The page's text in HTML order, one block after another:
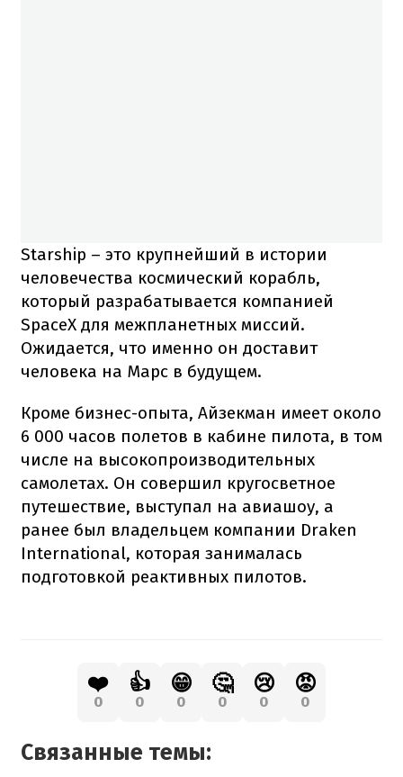
Starship – это крупнейший в истории
человечества космический корабль,
который разрабатывается компанией
SpaceX для межпланетных миссий.
Ожидается, что именно он доставит
человека на Марс в будущем.
Кроме бизнес-опыта, Айзекман имеет около
6 000 часов полетов в кабине пилота, в том
числе на высокопроизводительных
самолетах. Он совершил кругосветное
путешествие, выступал на авиашоу, а
ранее был владельцем компании Draken
International, которая занималась
подготовкой реактивных пилотов.
❤️
0
👍
0
😁
0
🤔
0
😢
0
😡
0
Связанные темы: